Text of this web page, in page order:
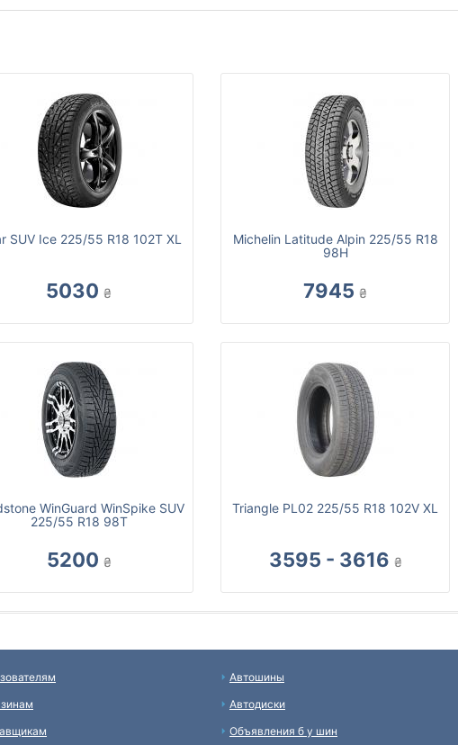
SUV Ice 225/55 R18 102T XL
5030 ₴
Michelin Latitude Alpin 225/55 R18
98H
7945 ₴
WinGuard WinSpike SUV
225/55 R18 98T
5200 ₴
Triangle PL02 225/55 R18 102V XL
3595 - 3616 ₴
Автошины
Автодиски
Объявления б у шин